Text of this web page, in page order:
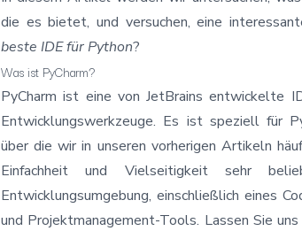
die es bietet, und versuchen, eine
beste IDE für Python?
Was ist PyCharm?
PyCharm ist eine von JetBrains entwickelte
Entwicklungswerkzeuge. Es ist speziell für
über die wir in unseren vorherigen Artikeln
Einfachheit und Vielseitigkeit sehr
Entwicklungsumgebung, einschließlich eines
und Projektmanagement-Tools. Lassen Sie